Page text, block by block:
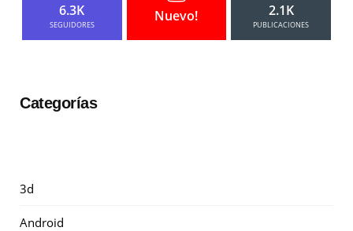
6.3K
SEGUIDORES
Nuevo! 2.1K
PUBLICACIONES
Categorías
3d
Android